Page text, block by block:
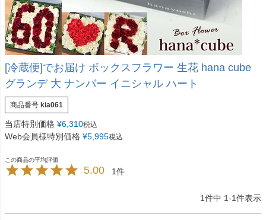
[冷蔵便]でお届け ボックスフラワー 生花 hana cube
グランデ 大 ナンバー イニシャル ハート
商品番号 kia061
当店特別価格 ¥6,310税込
Web会員様特別価格 ¥5,995税込
5.00 1
1件中 1-1件表示